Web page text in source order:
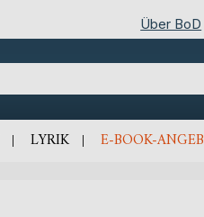
Über BoD
LYRIK E-BOOK-